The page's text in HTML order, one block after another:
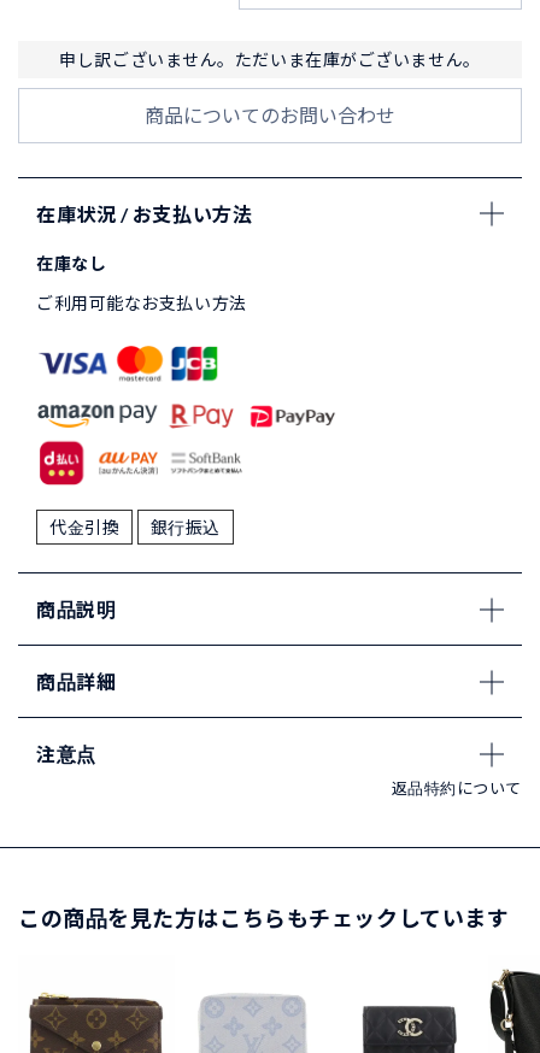
申し訳ございません。ただいま在庫がございません。
商品についてのお問い合わせ
在庫状況 / お支払い方法
在庫なし
ご利用可能なお支払い方法
代金引換 銀行振込
商品説明
商品詳細
注意点
返品特約について
この商品を見た方はこちらもチェックしています